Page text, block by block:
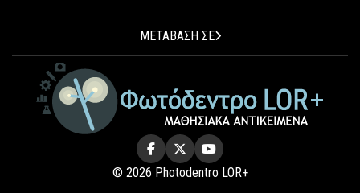
ΜΕΤΑΒΑΣΗ ΣΕ
© 2026 Photodentro LOR+